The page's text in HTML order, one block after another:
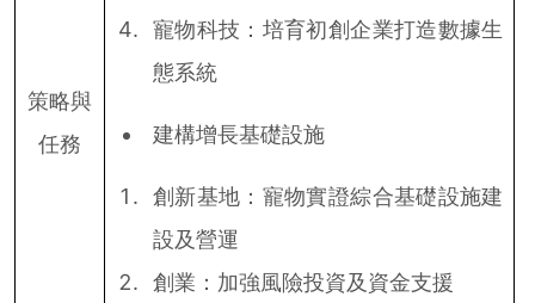
策略與
任務
寵物科技：培育初創企業打造數據生
態系統
建構增長基礎設施
創新基地：寵物實證綜合基礎設施建
設及營運
創業：加強風險投資及資金支援